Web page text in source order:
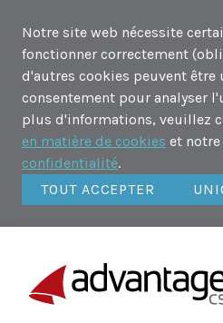
Notre site web nécessite
fonctionner correctement
d'autres cookies peuvent être
consentement pour analyser
plus d'informations, veuillez
en matière de cookies et notre
confidentialité.
TOUT ACCEPTER